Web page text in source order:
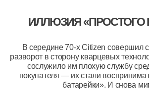
ИЛЛЮЗИЯ «ПРОСТОГО
В середине 70-х Citizen совершил
разворот в сторону кварцевых
сослужило им плохую службу
покупателя — их стали
батарейки». И снова